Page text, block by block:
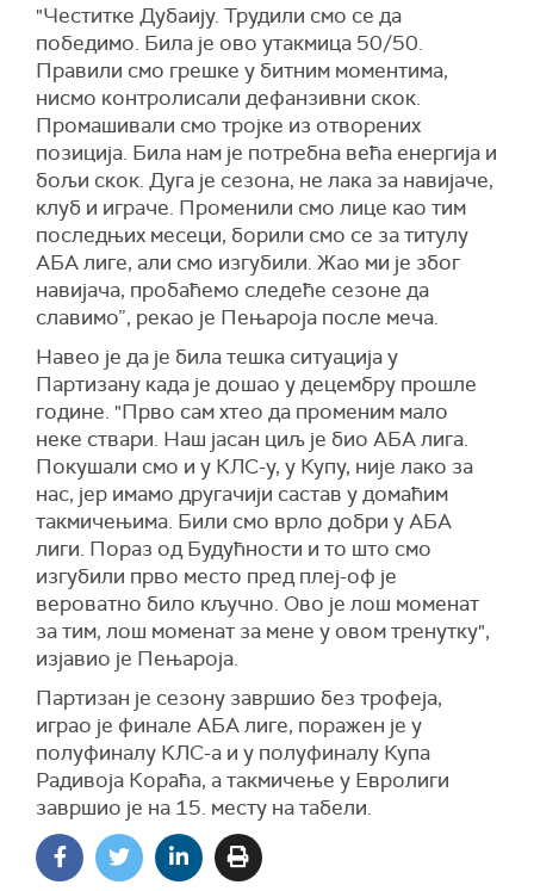
"Честитке Дубаију. Трудили смо се да
победимо. Била је ово утакмица 50/50.
Правили смо грешке у битним моментима,
нисмо контролисали дефанзивни скок.
Промашивали смо тројке из отворених
позиција. Била нам је потребна већа енергија и
бољи скок. Дуга је сезона, не лака за навијаче,
клуб и играче. Променили смо лице као тим
последњих месеци, борили смо се за титулу
АБА лиге, али смо изгубили. Жао ми је због
навијача, пробаћемо следеће сезоне да
славимо”, рекао је Пењароја после меча.
Навео је да је била тешка ситуација у
Партизану када је дошао у децембру прошле
године. "Прво сам хтео да променим мало
неке ствари. Наш јасан циљ је био АБА лига.
Покушали смо и у КЛС-у, у Купу, није лако за
нас, јер имамо другачији састав у домаћим
такмичењима. Били смо врло добри у АБА
лиги. Пораз од Будућности и то што смо
изгубили прво место пред плеј-оф је
вероватно било кључно. Ово је лош моменат
за тим, лош моменат за мене у овом тренутку",
изјавио је Пењароја.
Партизан је сезону завршио без трофеја,
играо је финале АБА лиге, поражен је у
полуфиналу КЛС-а и у полуфиналу Купа
Радивоја Кораћа, а такмичење у Евролиги
завршио је на 15. месту на табели.